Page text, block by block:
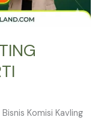
Komisi Kavling